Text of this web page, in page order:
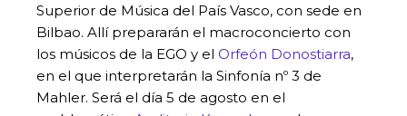
Superior de Música del País Vasco, con sede en
Bilbao. Allí prepararán el macroconcierto con
los músicos de la EGO y el Orfeón Donostiarra,
en el que interpretarán la Sinfonía nº 3 de
Mahler. Será el día 5 de agosto en el